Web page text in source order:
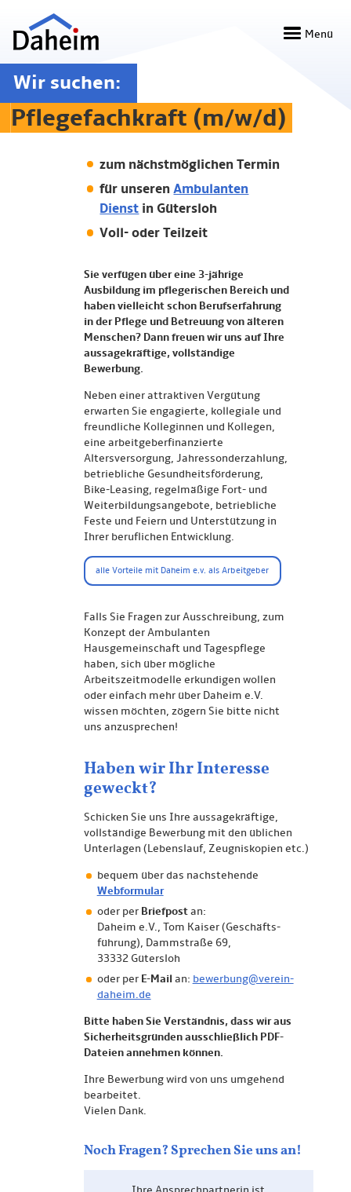
Inhalt
Menü
Wir suchen:
Pflegefachkraft (m/w/d)
zum nächstmöglichen Termin
für unserenAmbulanten
Dienst in Gütersloh
Voll- oder Teilzeit
Sie verfügen über eine 3-jährige
Ausbildung im pflegerischen Bereich und
haben vielleicht schon Berufserfahrung
in der Pflege und Betreuung von älteren
Menschen? Dann freuen wir uns auf Ihre
aussagekräftige, vollständige
Bewerbung.
Neben einer attraktiven Vergütung
erwarten Sie engagierte, kollegiale und
freundliche Kolleginnen und Kollegen,
eine arbeitgeberfinanzierte
Altersversorgung, Jahressonderzahlung,
betriebliche Gesundheitsförderung,
Bike-Leasing, regelmäßige Fort- und
Weiterbildungsangebote, betriebliche
Feste und Feiern und Unterstützung in
Ihrer beruflichen Entwicklung.
alle Vorteile mit Daheim e.v. als Arbeitgeber
Falls Sie Fragen zur Ausschreibung, zum
Konzept der Ambulanten
Hausgemeinschaft und Tagespflege
haben, sich über mögliche
Arbeitszeitmodelle erkundigen wollen
oder einfach mehr über Daheim e.V.
wissen möchten, zögern Sie bitte nicht
uns anzusprechen!
Haben wir Ihr Interesse
geweckt?
Schicken Sie uns Ihre aussagekräftige,
vollständige Bewerbung mit den üblichen
Unterlagen (Lebenslauf, Zeugniskopien etc.)
bequem über das nachstehende
Webformular
oder per Briefpostan:
Daheim e.V., Tom Kaiser (Geschäfts­
führung), Dammstraße 69,
33332 Gütersloh
oder per E-Mail an: bewerbung@verein-
daheim.de
Bitte haben Sie Verständnis, dass wir aus
Sicherheitsgründen ausschließlich PDF-
Dateien annehmen können.
Ihre Bewerbung wird von uns umgehend
bearbeitet.
Vielen Dank.
Noch Fragen? Sprechen Sie uns an!